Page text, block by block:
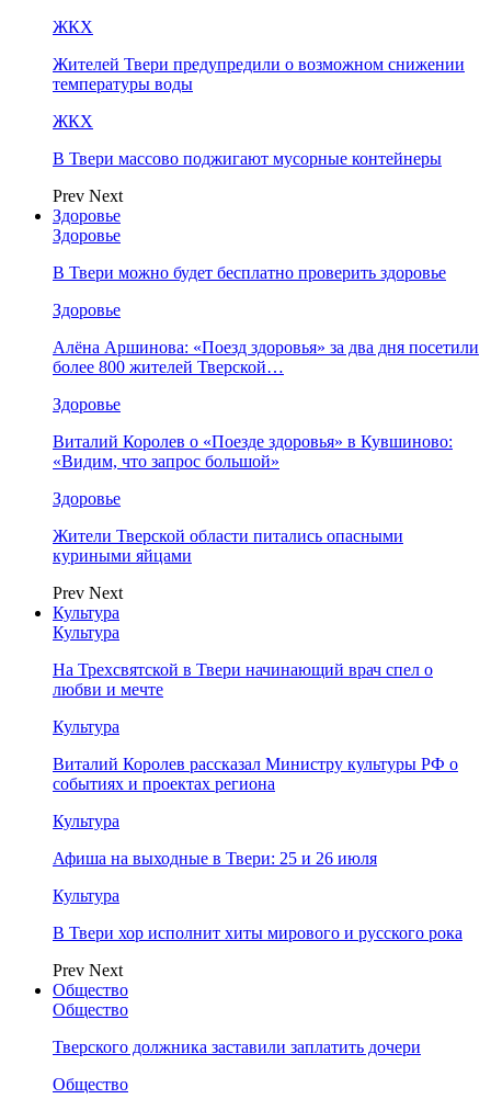
ЖКХ
Жителей Твери предупредили о возможном снижении
температуры воды
ЖКХ
В Твери массово поджигают мусорные контейнеры
Prev Next
Здоровье
Здоровье
В Твери можно будет бесплатно проверить здоровье
Здоровье
Алёна Аршинова: «Поезд здоровья» за два дня посетили
более 800 жителей Тверской…
Здоровье
Виталий Королев о «Поезде здоровья» в Кувшиново:
«Видим, что запрос большой»
Здоровье
Жители Тверской области питались опасными
куриными яйцами
Prev Next
Культура
Культура
На Трехсвятской в Твери начинающий врач спел о
любви и мечте
Культура
Виталий Королев рассказал Министру культуры РФ о
событиях и проектах региона
Культура
Афиша на выходные в Твери: 25 и 26 июля
Культура
В Твери хор исполнит хиты мирового и русского рока
Prev Next
Общество
Общество
Тверского должника заставили заплатить дочери
Общество